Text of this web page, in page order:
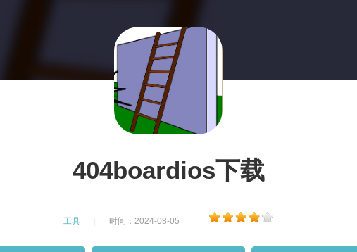
404boardios下载
工具 时间：2024-08-05